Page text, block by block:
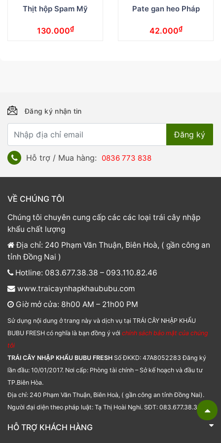
Thịt hộp Spam Mỹ
130.000₫
Pate gan heo Pháp
42.000₫
Đăng ký nhận tin
Hỗ trợ / Mua hàng: 0836 773 838
VỀ CHÚNG TÔI
Chúng tôi chuyên cung cấp các các loại trái cây nhập
khẩu chất lượng
Địa chỉ: 240 Phạm Văn Thuận, Biên Hoà, ( gần công an
tỉnh Đồng Nai )
Hotline: 083.677.38.38 – 093.110.82.46
www.traicaynhapkhaububu.com
Giờ mở cửa: 8h00 AM – 21h00 PM
Sử dụng nội dung ở trang này và dịch vụ tại TRÁI CÂY NHẬP KHẨU
BUBU FRESH có nghĩa là bạn đồng ý với chính sách bảo mật của chúng
tôi
TRÁI CÂY NHẬP KHẨU BUBU FRESH Số ĐKKD: 47A8052283 Đăng ký
lần đầu: 10/01/2017. Nơi cấp: Phòng tài chính – Sở kế hoạch và đầu tư
TP.Biên Hòa.
Địa chỉ: 240 Phạm Văn Thuận, Biên Hoà, ( gần công an tỉnh Đồng Nai).
Người đại diện theo pháp luật: Tạ Thị Hoài Nghi. SĐT: 083.677.38.38.
HỖ TRỢ KHÁCH HÀNG